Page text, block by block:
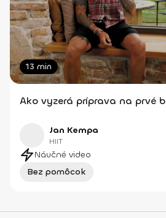
13 min
Ako vyzerá príprava na prvé
Jan Kempa
HIIT
Náučné video
Bez pomôcok